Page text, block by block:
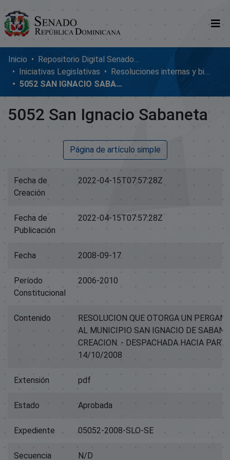
Comunidades
Glosario
Nosotros
Inicio
Repositorio Digital SenadoRD
Iniciativas Legislativas
Resoluciones internas y bicamerales
5052 SAN IGNACIO SABANETA
5052 San Ignacio Sabaneta
Página de artículo simple
Fecha de
Creación
2022-04-15T07:57:28Z
Fecha de
Publicación
2022-04-15T07:57:28Z
Fecha 2008-09-17
Período
Constitucional
2006-2010
Contenido
RESOLUCION QUE OTORGA UN
AL MUNICIPIO SAN IGNACIO DE
CREACION. - DESPACHADA HACIA
14/10/2008
Extensión pdf
Estado Aprobada
Expediente 05052-2008-SLO-SE
Secuencia N/D